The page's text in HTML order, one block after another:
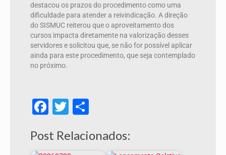
destacou os prazos do procedimento como uma
dificuldade para atender a reivindicação. A direção
do SISMUC reiterou que o aproveitamento dos
cursos impacta diretamente na valorização desses
servidores e solicitou que, se não for possível aplicar
ainda para este procedimento, que seja contemplado
no próximo.
Facebook
Twitter
Post Relacionados: